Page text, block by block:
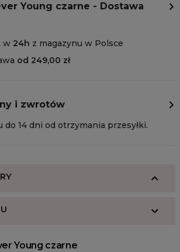
Young czarne - Dostawa
w 24h z magazynu w Polsce
od 249,00 zł
i zwrotów
14 dni od otrzymania przesyłki.
Young czarne